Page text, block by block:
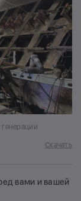
Скачать
вами и вашей